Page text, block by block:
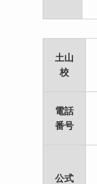
土山
校
電話
番号
公式